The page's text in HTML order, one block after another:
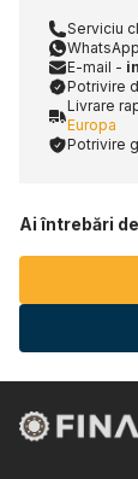
Serviciu
E-mail -
Potrivire
Livrare
Europa
Potrivire
Ai întrebări